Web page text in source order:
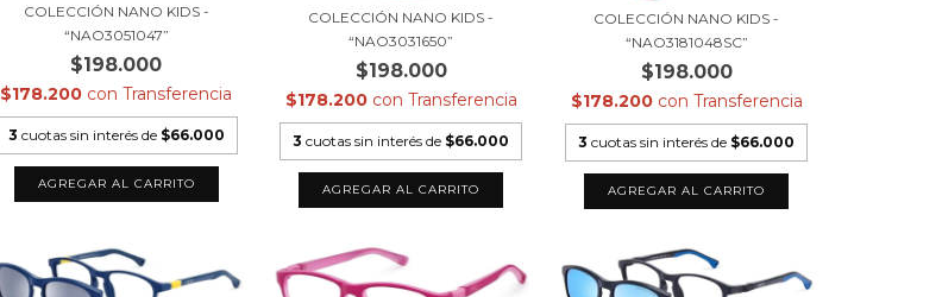
COLECCIÓN NANO KIDS -
“NAO3051047”
$198.000
$178.200 con Transferencia
3 cuotas sin interés de $66.000
COLECCIÓN NANO KIDS -
“NAO3031650”
$198.000
$178.200 con Transferencia
3 cuotas sin interés de $66.000
COLECCIÓN NANO KIDS -
“NAO3181048SC”
$198.000
$178.200 con Transferencia
3 cuotas sin interés de $66.000